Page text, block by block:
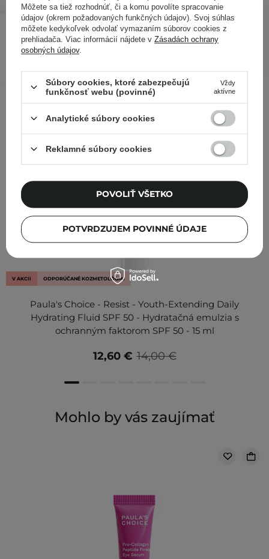
37,89 € 42,10 € /ks
Kontrolovali aj ďalší zákazníci
V AKCII ODPORÚČANÉ KOZMETOLÓGMI
Paula's Choice - Resist - Youth-Extending Daily
Hydrating Fluid SPF 50 - Hydratačná emulzia s
ochranným faktorom SPF 50 - 15 ml
14,00 €
12,60 €
Mohlo by vás zaujímať
Môžete sa tiež rozhodnúť, či a komu povolíte spracovanie
údajov (okrem požadovaných funkčných údajov). Svoj súhlas
môžete kedykoľvek odvolať vymazaním súborov cookies z
prehliadača. Viac informácií nájdete v Zásadách ochrany
osobných údajov.
Súbory cookies, ktoré zabezpečujú
funkčnosť webu (povinné)
Vždy
aktívne
Analytické súbory cookies
Reklamné súbory cookies
POTVRDZUJEM POVINNÉ ÚDAJE
POVOLIŤ VŠETKO